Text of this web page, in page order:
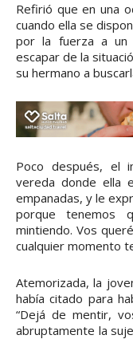
Refirió que en una
cuando ella se
por la fuerza a un
escapar de la
su hermano a
Poco después, el
vereda donde ella
empanadas, y le
porque tenemos
mintiendo. Vos
cualquier momento
Atemorizada, la
había citado para
“Dejá de mentir,
abruptamente la